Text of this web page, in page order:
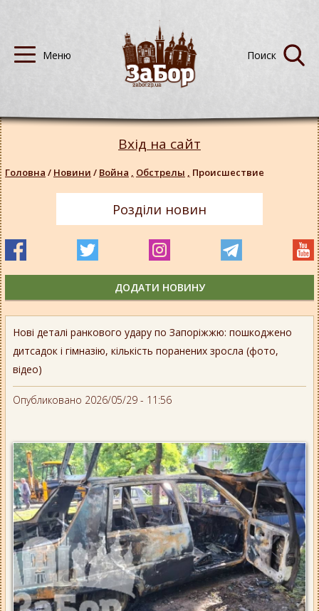
Нові деталі ранкового удару по Запоріжжю: пошкоджено
дитсадок і гімназію, кількість поранених зросла (фото,
відео)
Опубликовано 2026/05/29 - 11:56
Вхід на сайт
Головна / Новини / Война , Обстрелы , Происшествие
Розділи новин
ДОДАТИ НОВИНУ